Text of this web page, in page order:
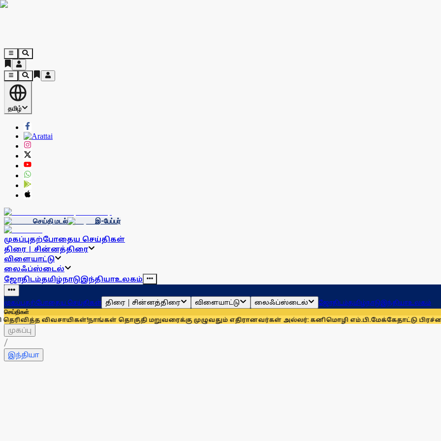
தமிழ்
செய்தி மடல் இ-பேப்பர்
முகப்புதற்போதைய செய்திகள்
திரை | சின்னத்திரை
விளையாட்டு
லைஃப்ஸ்டைல்
ஜோதிடம்தமிழ்நாடுஇந்தியாஉலகம்
முகப்புதற்போதைய செய்திகள் திரை | சின்னத்திரை விளையாட்டு லைஃப்ஸ்டைல் ஜோதிடம்தமிழ்நாடுஇந்தியாஉலகம்
செய்திகள்
நாங்கள் தொகுதி மறுவரைக்கு முழுவதும் எதிரானவர்கள் அல்லர்: கனிமொழி எம்.பி.மேக்கேதாட்டு பிரச்னையை திசை
முகப்பு
/
இந்தியா